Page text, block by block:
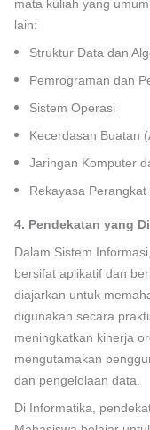
mata kuliah yang
lain:
Struktur Data dan
Pemrograman dan
Sistem Operasi
Kecerdasan Buatan
Jaringan Komputer
Rekayasa Perangkat
4. Pendekatan yang
Dalam Sistem
bersifat aplikatif dan
diajarkan untuk
digunakan secara
meningkatkan kinerja
mengutamakan
dan pengelolaan data.
Di Informatika,